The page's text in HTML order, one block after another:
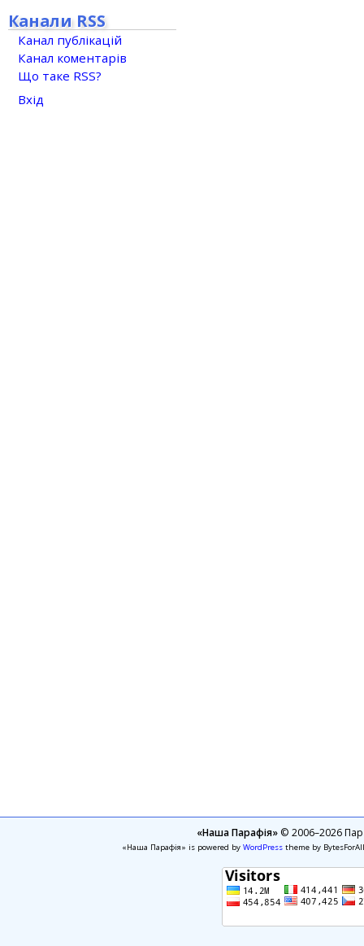
Канали RSS
Канал публікацій
Канал коментарів
Що таке RSS?
Вхід
«Наша Парафія»© 2006–2026
«Наша Парафія» is powered by WordPresstheme by